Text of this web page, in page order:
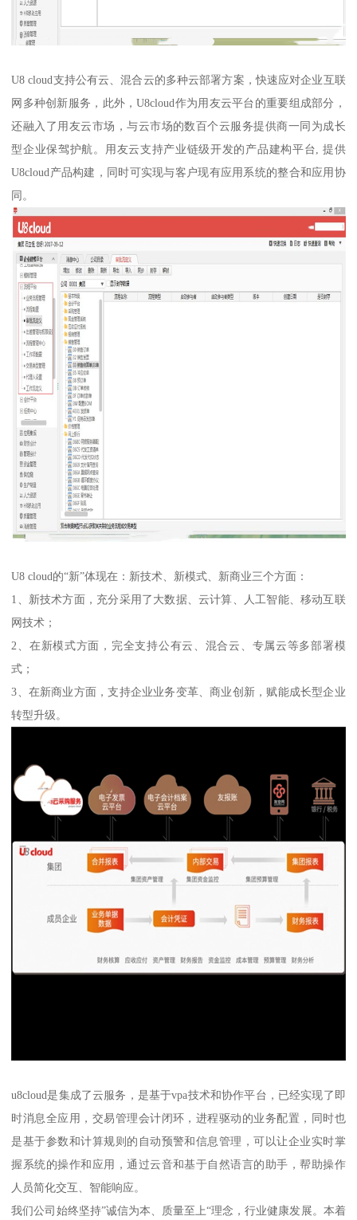
U8 cloud支持公有云、混合云的多种云部署方案，快速应对企业互联
网多种创新服务，此外，U8cloud作为用友云平台的重要组成部分，
还融入了用友云市场，与云市场的数百个云服务提供商一同为成长
型企业保驾护航。用友云支持产业链级开发的产品建构平台, 提供
U8cloud产品构建，同时可实现与客户现有应用系统的整合和应用协
同。
U8 cloud的“新”体现在：新技术、新模式、新商业三个方面：
1、新技术方面，充分采用了大数据、云计算、人工智能、移动互联
网技术；
2、在新模式方面，完全支持公有云、混合云、专属云等多部署模
式；
3、在新商业方面，支持企业业务变革、商业创新，赋能成长型企业
转型升级。
u8cloud是集成了云服务，是基于vpa技术和协作平台，已经实现了即
时消息全应用，交易管理会计闭环，进程驱动的业务配置，同时也
是基于参数和计算规则的自动预警和信息管理，可以让企业实时掌
握系统的操作和应用，通过云音和基于自然语言的助手，帮助操作
人员简化交互、智能响应。
我们公司始终坚持”诚信为本、质量至上“理念，行业健康发展。本着